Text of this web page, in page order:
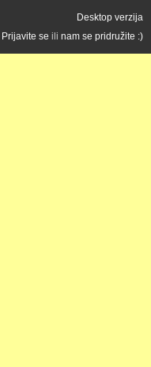
Desktop verzija
Prijavite se ili nam se pridružite :)